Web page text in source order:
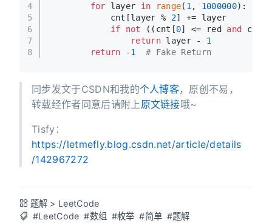
4
5
6
7
8
for layer in range( 1 , 1000000):
            cnt[layer %
2] += layer
if
not ((cnt[0] <= red and cnt[
return layer - 1
return -1 # Fake Return
同步发文于CSDN和我的个人博客，原创不易，
转载经作者同意后请附上 原文链接哦~
Tisfy：
https://letmefly.blog.csdn.net/article/details
/142967272
题解 > LeetCode
#LeetCode #数组 #枚举 #简单 #题解